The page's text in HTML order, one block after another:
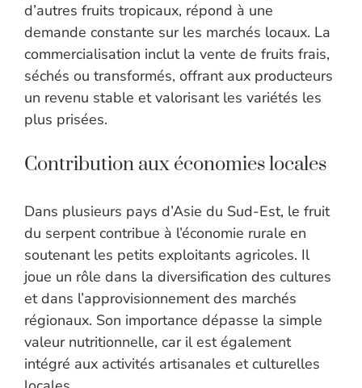
d’autres fruits tropicaux, répond à une
demande constante sur les marchés locaux. La
commercialisation inclut la vente de fruits frais,
séchés ou transformés, offrant aux producteurs
un revenu stable et valorisant les variétés les
plus prisées.
Contribution aux économies locales
Dans plusieurs pays d’Asie du Sud-Est, le fruit
du serpent contribue à l’économie rurale en
soutenant les petits exploitants agricoles. Il
joue un rôle dans la diversification des cultures
et dans l’approvisionnement des marchés
régionaux. Son importance dépasse la simple
valeur nutritionnelle, car il est également
intégré aux activités artisanales et culturelles